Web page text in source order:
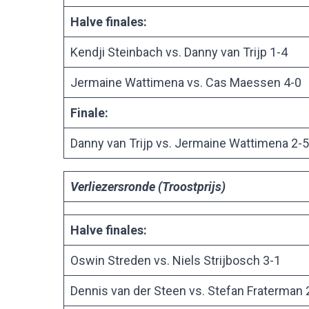
Halve finales:
Kendji Steinbach vs. Danny van Trijp 1-4
Jermaine Wattimena vs. Cas Maessen 4-0
Finale:
Danny van Trijp vs. Jermaine Wattimena 2-5
Verliezersronde (Troostprijs)
Halve finales:
Oswin Streden vs. Niels Strijbosch 3-1
Dennis van der Steen vs. Stefan Fraterman